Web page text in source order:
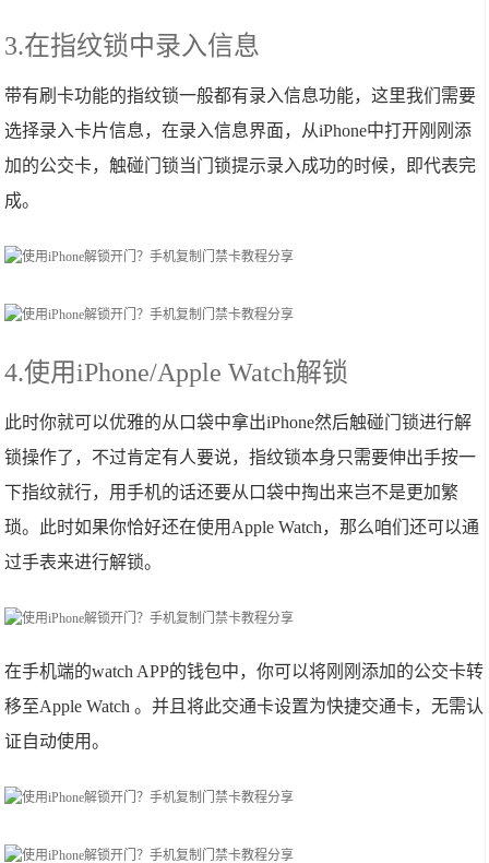
3.在指纹锁中录入信息
带有刷卡功能的指纹锁一般都有录入信息功能，这里我们需要
选择录入卡片信息，在录入信息界面，从iPhone中打开刚刚添
加的公交卡，触碰门锁当门锁提示录入成功的时候，即代表完
成。
4.使用iPhone/Apple Watch解锁
此时你就可以优雅的从口袋中拿出iPhone然后触碰门锁进行解
锁操作了，不过肯定有人要说，指纹锁本身只需要伸出手按一
下指纹就行，用手机的话还要从口袋中掏出来岂不是更加繁
琐。此时如果你恰好还在使用Apple Watch，那么咱们还可以通
过手表来进行解锁。
在手机端的watch APP的钱包中，你可以将刚刚添加的公交卡转
移至Apple Watch 。并且将此交通卡设置为快捷交通卡，无需认
证自动使用。